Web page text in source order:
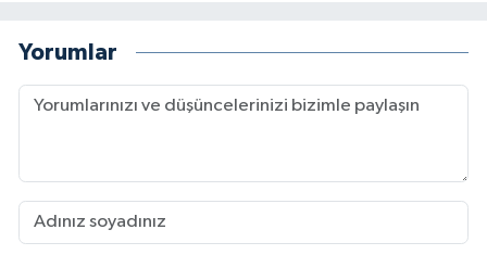
Yorumlar